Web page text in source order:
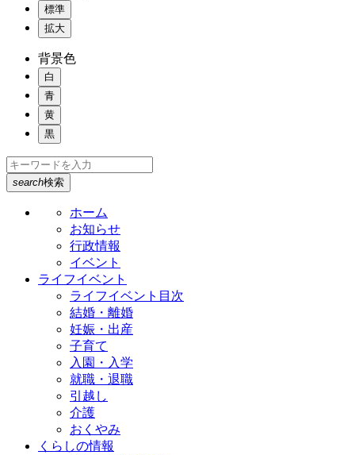
標準
拡大
背景色
白
青
黄
黒
search検索
ホーム
お知らせ
行政情報
イベント
ライフイベント
ライフイベント目次
結婚・離婚
妊娠・出産
子育て
入園・入学
就職・退職
引越し
介護
おくやみ
くらしの情報